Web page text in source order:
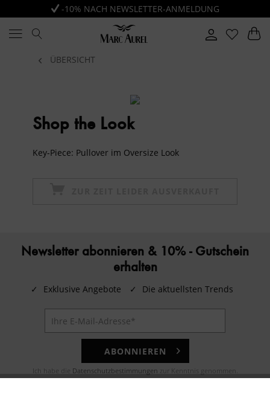
-10% NACH NEWSLETTER-ANMELDUNG
ÜBERSICHT
Shop the Look
Key-Piece: Pullover im Oversize Look
Newsletter abonnieren & 10% - Gutschein
erhalten
✓ Exklusive Angebote ✓ Die aktuellsten Trends
ABONNIEREN
Ich habe die Datenschutzbestimmungen zur Kenntnis genommen.